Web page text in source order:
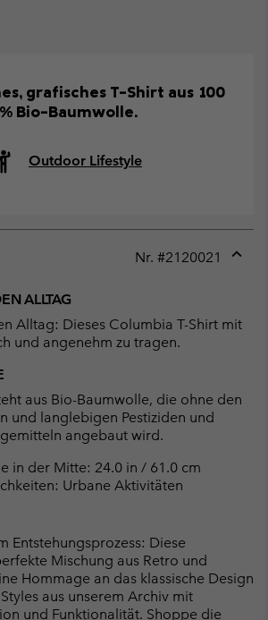
grafisches T-Shirt aus 100
% Bio-Baumwolle.
Outdoor Lifestyle
Nr. #2120021
ALLTAG
Alltag: Dieses Columbia T-Shirt mit
und angenehm zu tragen.
aus Bio-Baumwolle, die ohne den
und langlebigen Pestiziden und
angebaut wird.
in der Mitte: 24.0 in / 61.0 cm
Urbane Aktivitäten
Entstehungsprozess: Diese
Mischung aus Retro und
Hommage an das klassische Design
aus unserem Archiv mit
und Funktionalität. Shoppe die